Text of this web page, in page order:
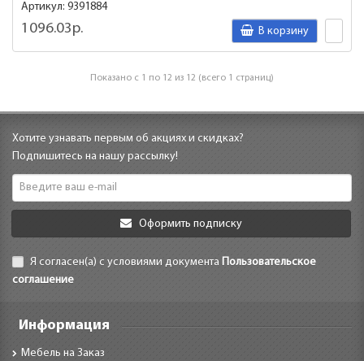
Артикул: 9391884
1096.03р. В корзину
Показано с 1 по 12 из 12 (всего 1 страниц)
Хотите узнавать первым об акциях и скидках?
Подпишитесь на нашу рассылку!
Оформить подписку
Я согласен(а) с условиями документа Пользовательское
соглашение
Информация
Мебель на Заказ